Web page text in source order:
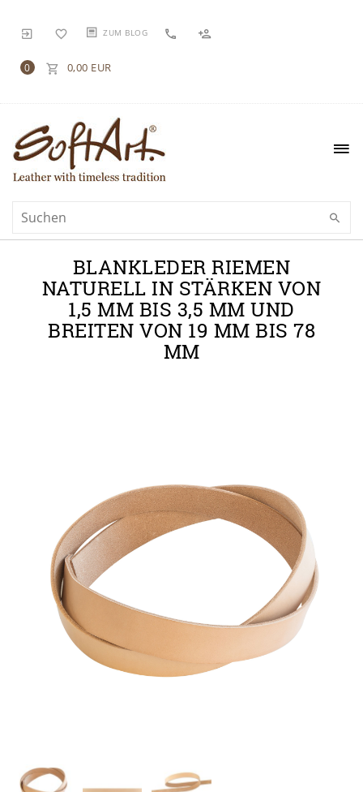
ZUM BLOG
0 0,00 EUR
BLANKLEDER RIEMEN
NATURELL IN STÄRKEN VON
1,5 MM BIS 3,5 MM UND
BREITEN VON 19 MM BIS 78
MM